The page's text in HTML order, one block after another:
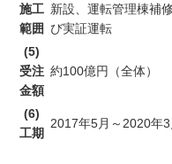
施工
範囲
新設、運転管理棟補
び実証運転
(5)
受注
金額
約100億円（全体）
(6)
工期
2017年5月～2020年3